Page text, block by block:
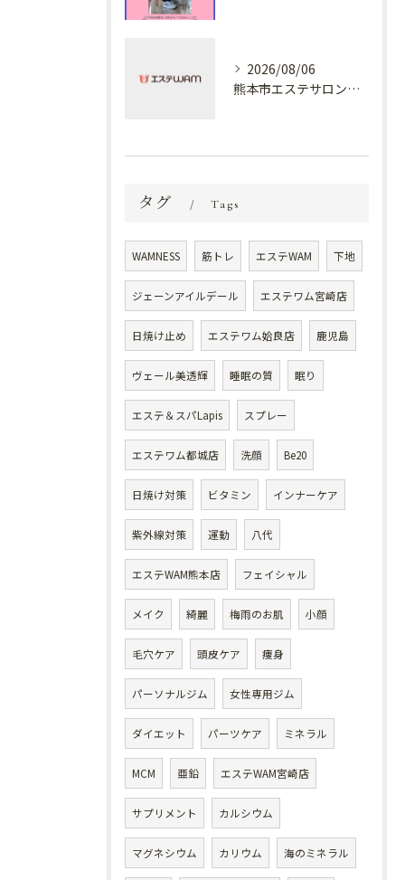
2026/08/06
熊本市エステサロン プラスでケア✨
タグ Tags
WAMNESS 筋トレ エステWAM 下地
ジェーンアイルデール エステワム宮崎店
日焼け止め エステワム姶良店 鹿児島
ヴェール美透輝 睡眠の質 眠り
エステ＆スパLapis スプレー
エステワム都城店 洗顔 Be20
日焼け対策 ビタミン インナーケア
紫外線対策 運動 八代
エステWAM熊本店 フェイシャル
メイク 綺麗 梅雨のお肌 小顔
毛穴ケア 頭皮ケア 痩身
パーソナルジム 女性専用ジム
ダイエット パーツケア ミネラル
MCM 亜鉛 エステWAM宮崎店
サプリメント カルシウム
マグネシウム カリウム 海のミネラル